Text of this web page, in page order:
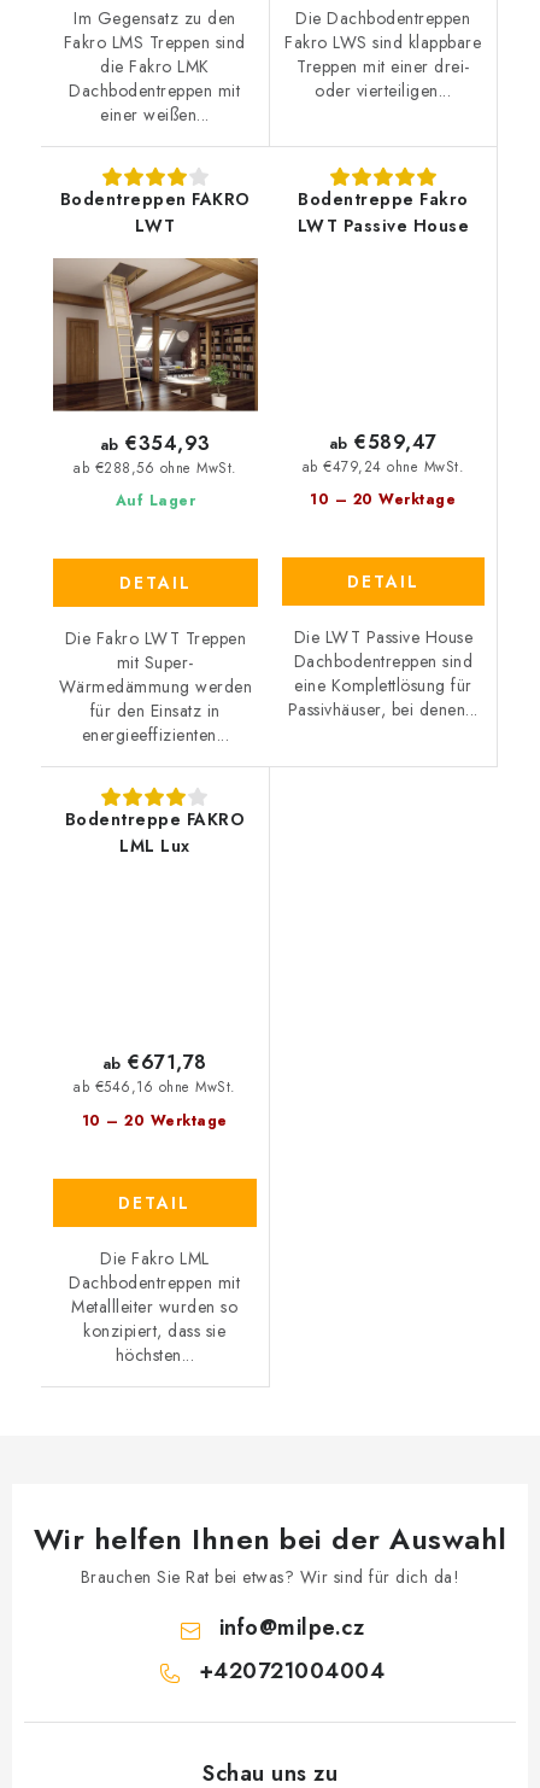
Im Gegensatz zu den
Fakro LMS Treppen sind
die Fakro LMK
Dachbodentreppen mit
einer weißen...
Die Dachbodentreppen
Fakro LWS sind klappbare
Treppen mit einer drei-
oder vierteiligen...
Bodentreppen FAKRO
LWT
Auf Lager
ab €288,56 ohne MwSt.
ab €354,93
DETAIL
Die Fakro LWT Treppen
mit Super-
Wärmedämmung werden
für den Einsatz in
energieeffizienten...
Bodentreppe Fakro
LWT Passive House
10 – 20 Werktage
ab €479,24 ohne MwSt.
ab €589,47
DETAIL
Die LWT Passive House
Dachbodentreppen sind
eine Komplettlösung für
Passivhäuser, bei denen...
Bodentreppe FAKRO
LML Lux
10 – 20 Werktage
ab €546,16 ohne MwSt.
ab €671,78
DETAIL
Die Fakro LML
Dachbodentreppen mit
Metallleiter wurden so
konzipiert, dass sie
höchsten...
Wir helfen Ihnen bei der Auswahl
Brauchen Sie Rat bei etwas? Wir sind für dich da!
info@milpe.cz
+420721004004